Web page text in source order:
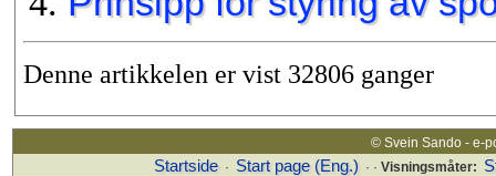
Denne artikkelen er vist 32806 ganger
© Svein Sando - e-
Startside · Start page (Eng.) · · Visningsmåter: